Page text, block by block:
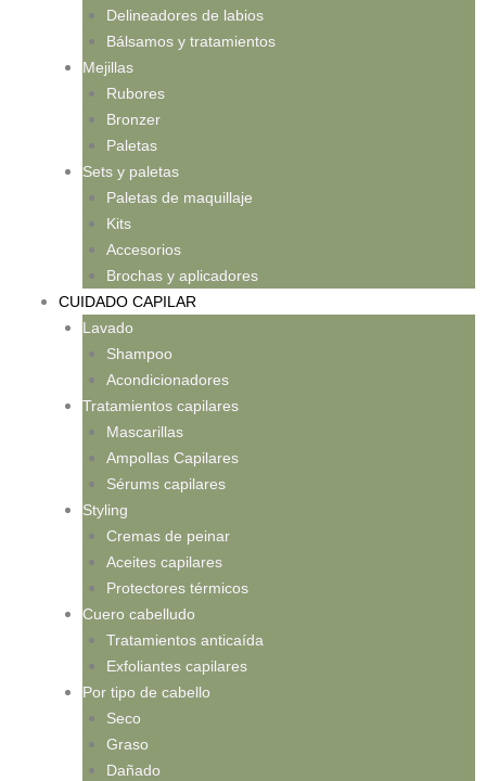
Delineadores de labios
Bálsamos y tratamientos
Mejillas
Rubores
Bronzer
Paletas
Sets y paletas
Paletas de maquillaje
Kits
Accesorios
Brochas y aplicadores
CUIDADO CAPILAR
Lavado
Shampoo
Acondicionadores
Tratamientos capilares
Mascarillas
Ampollas Capilares
Sérums capilares
Styling
Cremas de peinar
Aceites capilares
Protectores térmicos
Cuero cabelludo
Tratamientos anticaída
Exfoliantes capilares
Por tipo de cabello
Seco
Graso
Dañado